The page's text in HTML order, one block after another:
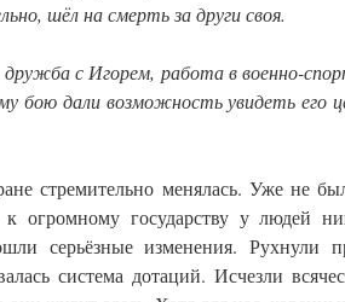
шёл на смерть за други своя.
дружба с Игорем, работа в военно-
бою дали возможность увидеть его
стремительно менялась. Уже не
к огромному государству у людей
серьёзные изменения. Рухнули
система дотаций. Исчезли